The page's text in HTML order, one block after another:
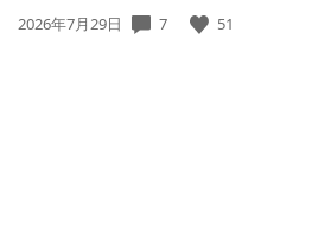
公
2026年7月29日 7 51